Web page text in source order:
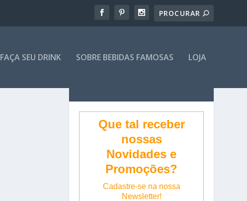
FAÇA SEU DRINK SOBRE BEBIDAS FAMOSAS LOJA
Que tal receber
nossas
Novidades e
Promoções?
Cadastre-se na nossa
Newsletter!